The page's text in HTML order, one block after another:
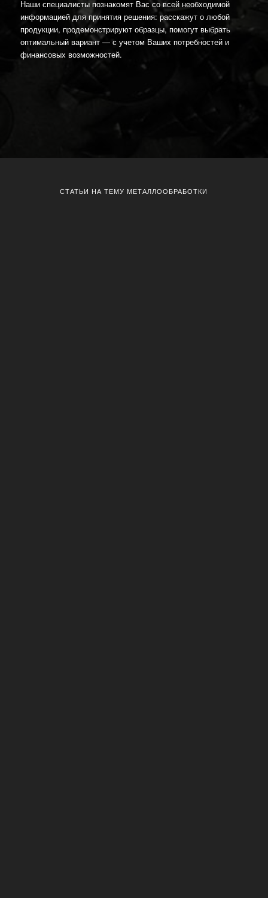
Наши специалисты познакомят Вас со всей необходимой
информацией для принятия решения: расскажут о любой
продукции, продемонстрируют образцы, помогут выбрать
оптимальный вариант — с учетом Ваших потребностей и
финансовых возможностей.
СТАТЬИ НА ТЕМУ МЕТАЛЛООБРАБОТКИ